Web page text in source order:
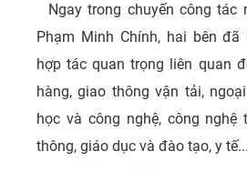
Ngay trong chuyến công tác
Phạm Minh Chính, hai bên
hợp tác quan trọng liên quan
hàng, giao thông vận tải,
học và công nghệ, công nghệ
thông, giáo dục và đào tạo, y tế...